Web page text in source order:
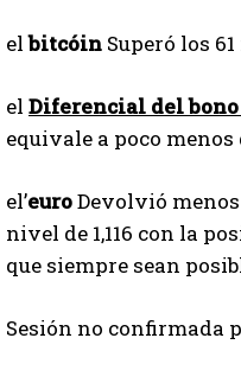
elbitcóin Superó los
el Diferencial del
equivale a poco menos
el’euroDevolvió menos
nivel de 1,116 con la
que siempre sean
Sesión no confirmada